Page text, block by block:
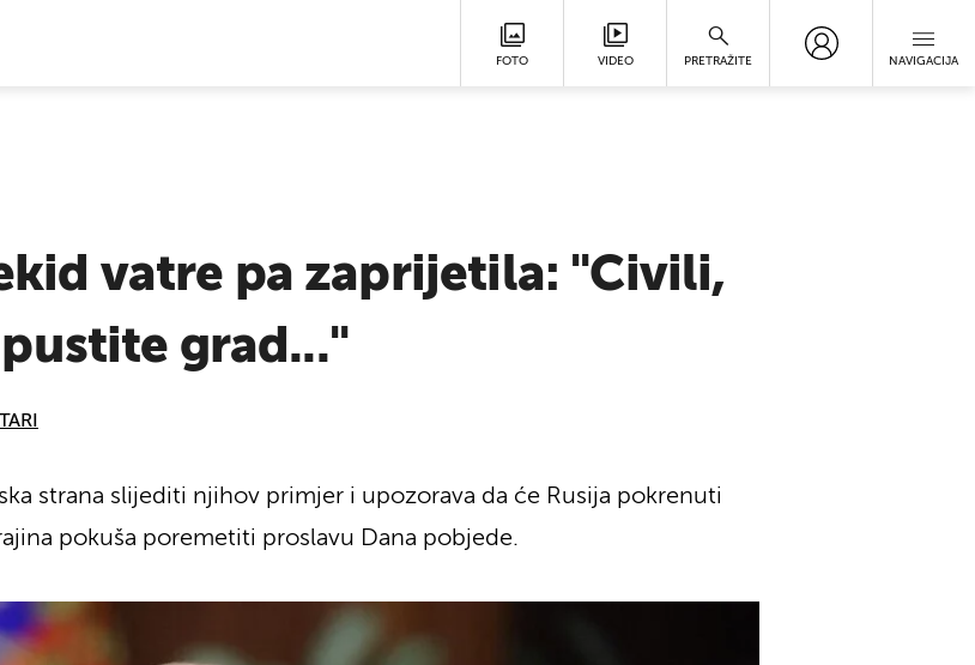
FOTO VIDEO PRETRAŽITE NAVIGACIJA
vatre pa zaprijetila: "Civili,
grad..."
strana slijediti njihov primjer i upozorava da će Rusija pokrenuti
pokuša poremetiti proslavu Dana pobjede.